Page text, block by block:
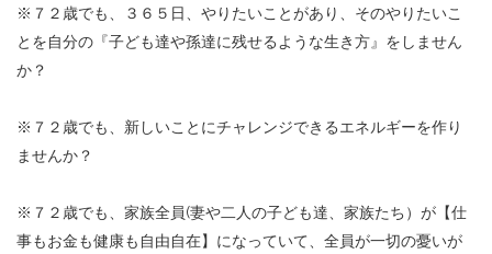
※７２歳でも、３６５日、やりたいことがあり、そのやりたいこ
とを自分の『子ども達や孫達に残せるような生き方』をしません
か？
※７２歳でも、新しいことにチャレンジできるエネルギーを作り
ませんか？
※７２歳でも、家族全員(妻や二人の子ども達、家族たち）が【仕
事もお金も健康も自由自在】になっていて、全員が一切の憂いが